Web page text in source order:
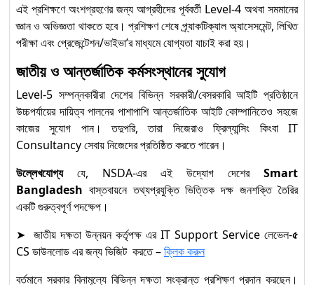
এই প্রশিক্ষণে অংশগ্রহণের জন্য আগ্রহীদের পূর্ববর্তী Level-4 অথবা সমমানের
জ্ঞান ও অভিজ্ঞতা থাকতে হবে। প্রশিক্ষণ শেষে প্র্যাকটিক্যাল অ্যাসেসমেন্ট, লিখিত
পরীক্ষা এবং প্রেজেন্টেশন/ভাইভা’র মাধ্যমে যোগ্যতা যাচাই করা হয়।
জাতীয় ও আন্তর্জাতিক কর্মসংস্থানের সুযোগ
Level-5 সম্পন্নকারীরা দেশের বিভিন্ন সরকারী/বেসরকারি আইটি প্রতিষ্ঠানে
উচ্চপর্যায়ের দায়িত্ব পালনের পাশাপাশি আন্তর্জাতিক আইটি কোম্পানিতেও সহজে
কাজের সুযোগ পান। তদুপরি, তারা নিজেরাও ফ্রিল্যান্সিং কিংবা IT
Consultancy সেবায় নিজেদের প্রতিষ্ঠিত করতে পারেন।
উল্লেখযোগ্যযে, NSDA-এর এই উদ্যোগ দেশেরSmart
Bangladesh বাস্তবায়নে তথ্যপ্রযুক্তি ভিত্তিক দক্ষ জনশক্তি তৈরির
একটি গুরুত্বপূর্ণ পদক্ষেপ।
➤ জাতীয় দক্ষতা উন্নয়ন কর্তৃপক্ষ এর IT Support Service লেভেল-৫
CS ডাউনলোড এর জন্য ভিজিট করতে –ক্লিক করুন
বর্তমানে সরকার বিনামূল্যে বিভিন্ন দক্ষতা সংক্রান্ত প্রশিক্ষণ প্রদান করছেন।